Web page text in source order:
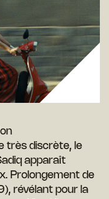
très discrète, le
apparaît
Prolongement de
révélant pour la